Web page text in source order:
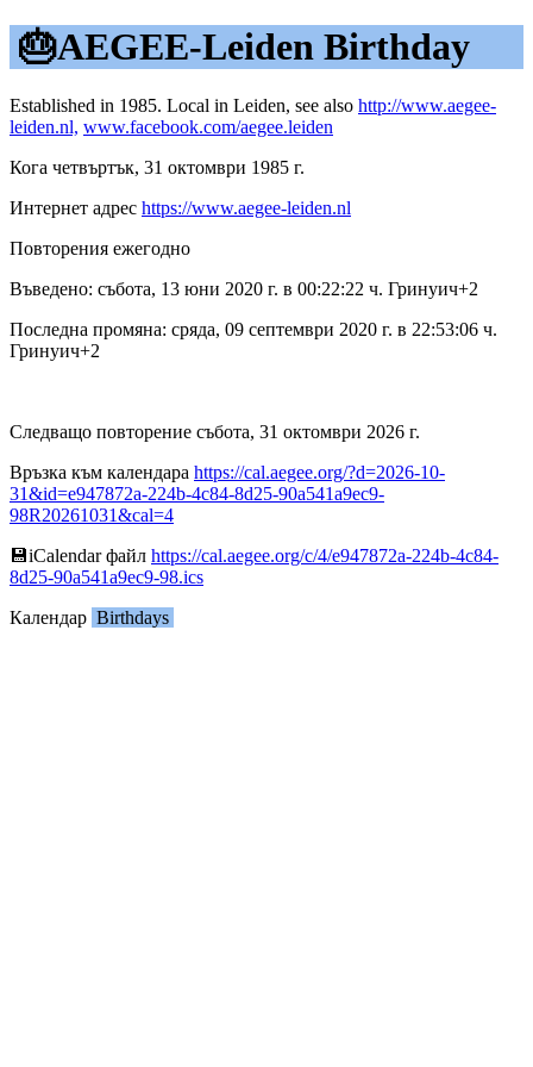
🎂AEGEE-Leiden Birthday
Established in 1985. Local in Leiden, see also http://www.aegee-
leiden.nl, www.facebook.com/aegee.leiden
Кога четвъртък, 31 октомври 1985 г.
Интернет адрес https://www.aegee-leiden.nl
Повторения ежегодно
Въведено: събота, 13 юни 2020 г. в 00:22:22 ч. Гринуич+2
Последна промяна: сряда, 09 септември 2020 г. в 22:53:06 ч.
Гринуич+2
Следващо повторение събота, 31 октомври 2026 г.
Връзка към календара https://cal.aegee.org/?d=2026-10-
31&id=e947872a-224b-4c84-8d25-90a541a9ec9-
98R20261031&cal=4
💾︎iCalendar файл https://cal.aegee.org/c/4/e947872a-224b-4c84-
8d25-90a541a9ec9-98.ics
Календар Birthdays